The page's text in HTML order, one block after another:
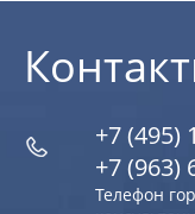
+7 (495)
+7 (963)
Телефон